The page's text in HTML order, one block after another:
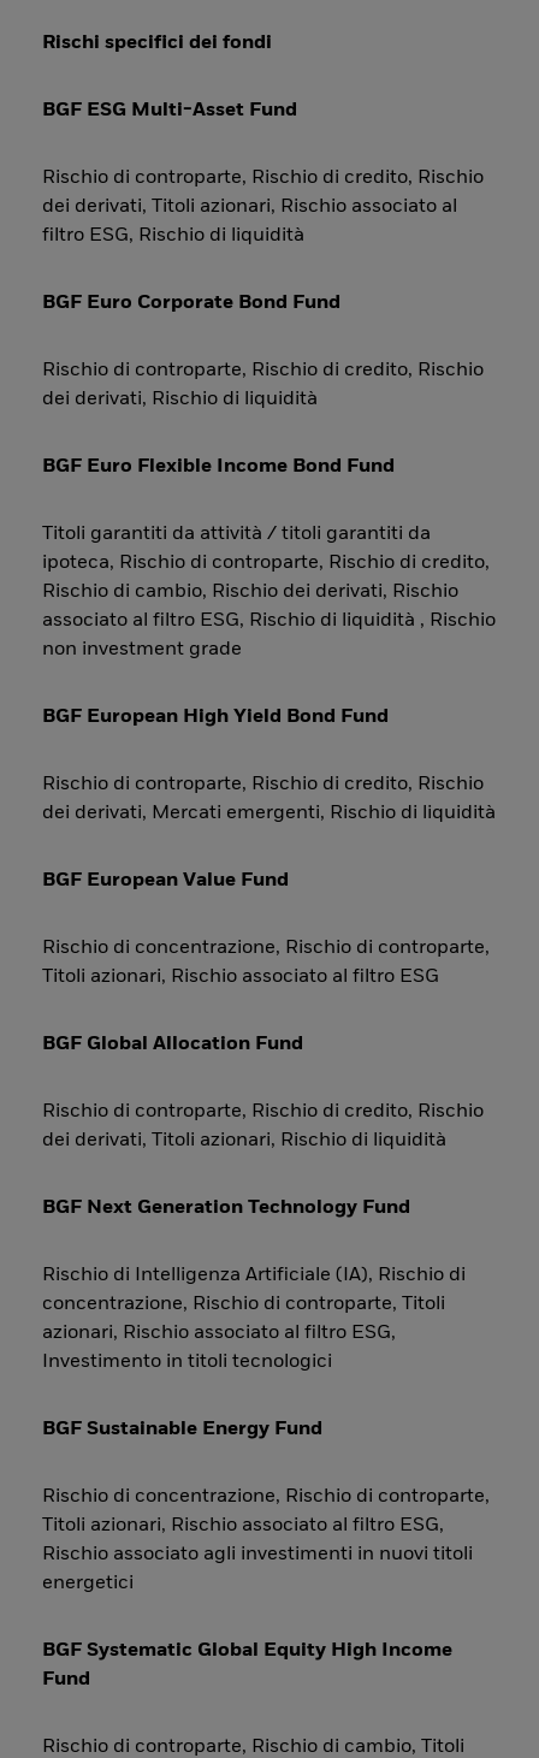
Rischi specifici dei fondi
BGF ESG Multi-Asset Fund
Rischio di controparte, Rischio di credito, Rischio
dei derivati, Titoli azionari, Rischio associato al
filtro ESG, Rischio di liquidità
BGF Euro Corporate Bond Fund
Rischio di controparte, Rischio di credito, Rischio
dei derivati, Rischio di liquidità
BGF Euro Flexible Income Bond Fund
Titoli garantiti da attività / titoli garantiti da
ipoteca, Rischio di controparte, Rischio di credito,
Rischio di cambio, Rischio dei derivati, Rischio
associato al filtro ESG, Rischio di liquidità , Rischio
non investment grade
BGF European High Yield Bond Fund
Rischio di controparte, Rischio di credito, Rischio
dei derivati, Mercati emergenti, Rischio di liquidità
BGF European Value Fund
Rischio di concentrazione, Rischio di controparte,
Titoli azionari, Rischio associato al filtro ESG
BGF Global Allocation Fund
Rischio di controparte, Rischio di credito, Rischio
dei derivati, Titoli azionari, Rischio di liquidità
BGF Next Generation Technology Fund
Rischio di Intelligenza Artificiale (IA), Rischio di
concentrazione, Rischio di controparte, Titoli
azionari, Rischio associato al filtro ESG,
Investimento in titoli tecnologici
BGF Sustainable Energy Fund
Rischio di concentrazione, Rischio di controparte,
Titoli azionari, Rischio associato al filtro ESG,
Rischio associato agli investimenti in nuovi titoli
energetici
BGF Systematic Global Equity High Income
Fund
Rischio di controparte, Rischio di cambio, Titoli